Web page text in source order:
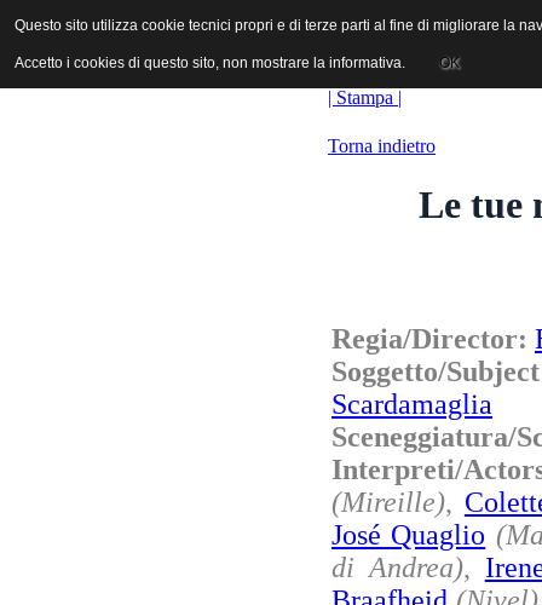
ANICA | Associazione Nazionale Industrie Cinematografiche
| Stampa |
Torna indietro
Le tue
Regia/Director:
Soggetto/
Scardamaglia
Sceneggiatura/
Interpreti/
(Mireille),
José Quaglio
di Andrea),
Questo sito utilizza cookie tecnici propri e di terze parti al fine di migliorare la
Accetto i cookies di questo sito, non mostrare la informativa. OK
Questo sito utilizza cookie tecnici propri e di terze parti al fine di migliorare la
Accetto i cookies di questo sito, non mostrare la informativa. OK